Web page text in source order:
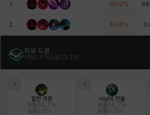
1 60.0%
2 40.0%
치유 드론
픽률 0.0% 승률 33.3%
1
할인 쿠폰
픽률
승률
66.7%
0.0%
2
사냥의 전율
픽률
승률
66.7%
0.0%